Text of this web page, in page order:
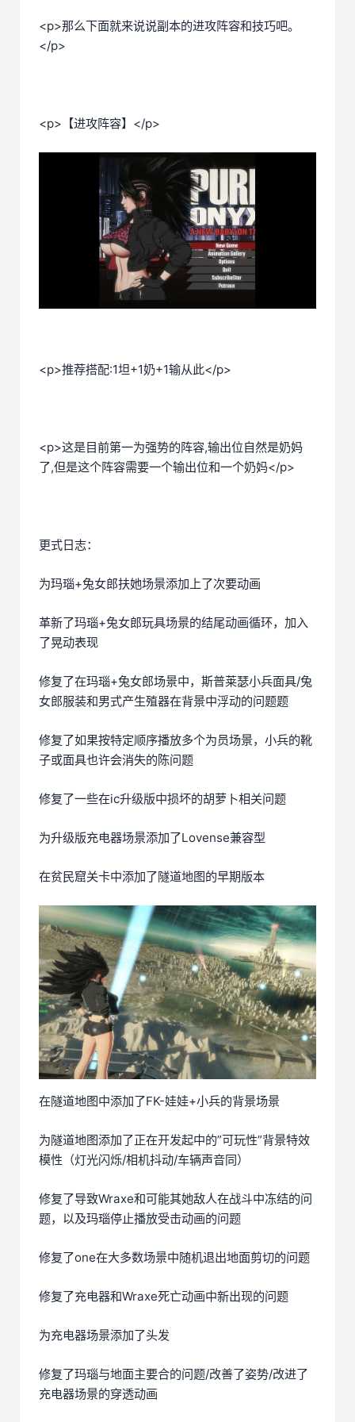
<p>那么下面就来说说副本的进攻阵容和技巧吧。
</p>
<p>【进攻阵容】</p>
<p>推荐搭配:1坦+1奶+1输从此</p>
<p>这是目前第一为强势的阵容,输出位自然是奶妈
了,但是这个阵容需要一个输出位和一个奶妈</p>
更式日志：
为玛瑙+兔女郎扶她场景添加上了次要动画
革新了玛瑙+兔女郎玩具场景的结尾动画循环，加入
了晃动表现
修复了在玛瑙+兔女郎场景中，斯普莱瑟小兵面具/兔
女郎服装和男式产生殖器在背景中浮动的问题题
修复了如果按特定顺序播放多个为员场景，小兵的靴
子或面具也许会消失的陈问题
修复了一些在ic升级版中损坏的胡萝卜相关问题
为升级版充电器场景添加了Lovense兼容型
在贫民窟关卡中添加了隧道地图的早期版本
在隧道地图中添加了FK-娃娃+小兵的背景场景
为隧道地图添加了正在开发起中的”可玩性”背景特效
模性（灯光闪烁/相机抖动/车辆声音同）
修复了导致Wraxe和可能其她敌人在战斗中冻结的问
题，以及玛瑙停止播放受击动画的问题
修复了one在大多数场景中随机退出地面剪切的问题
修复了充电器和Wraxe死亡动画中新出现的问题
为充电器场景添加了头发
修复了玛瑙与地面主要合的问题/改善了姿势/改进了
充电器场景的穿透动画